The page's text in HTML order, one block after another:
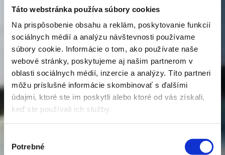
Táto webstránka používa súbory cookies
Na prispôsobenie obsahu a reklám, poskytovanie funkcií
sociálnych médií a analýzu návštevnosti používame
súbory cookie. Informácie o tom, ako používate naše
webové stránky, poskytujeme aj našim partnerom v
oblasti sociálnych médií, inzercie a analýzy. Títo partneri
môžu príslušné informácie skombinovať s ďalšími
údajmi, ktoré ste im poskytli alebo ktoré od vás získali,
keď ste používali ich služby.
súhlasu
Potrebné
Všestranné
manipulátorypre
efektívnu prácu